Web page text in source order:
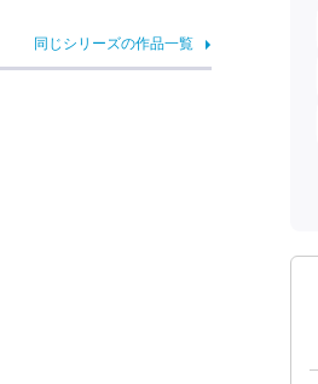
同じシリーズの作品一覧